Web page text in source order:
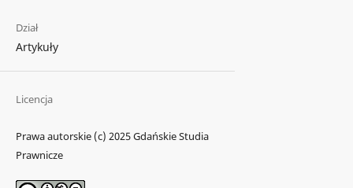
Dział
Artykuły
Licencja
Prawa autorskie (c) 2025 Gdańskie Studia
Prawnicze